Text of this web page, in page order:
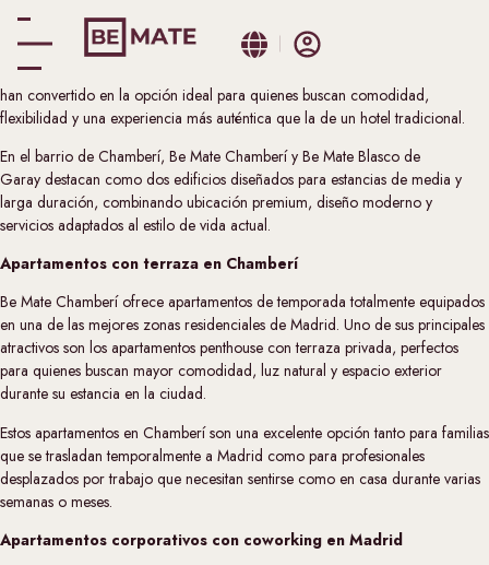
Madrid se ha consolidado como uno de los principales destinos europeos
para profesionales internacionales, familias y nómadas digitales. En este
nuevo contexto de movilidad, los apartamentos corporativos en Madrid se
han convertido en la opción ideal para quienes buscan comodidad,
flexibilidad y una experiencia más auténtica que la de un hotel tradicional.
En el barrio de Chamberí, Be Mate Chamberíy Be Mate Blasco de
Garay destacan como dos edificios diseñados para estancias de media y
larga duración, combinando ubicación premium, diseño moderno y
servicios adaptados al estilo de vida actual.
Apartamentos con terraza en Chamberí
Be Mate Chamberí ofrece apartamentos de temporada totalmente equipados
en una de las mejores zonas residenciales de Madrid. Uno de sus principales
atractivos son los apartamentos penthouse con terraza privada, perfectos
para quienes buscan mayor comodidad, luz natural y espacio exterior
durante su estancia en la ciudad.
Estos apartamentos en Chamberí son una excelente opción tanto para familias
que se trasladan temporalmente a Madrid como para profesionales
desplazados por trabajo que necesitan sentirse como en casa durante varias
semanas o meses.
Apartamentos corporativos con coworking en Madrid